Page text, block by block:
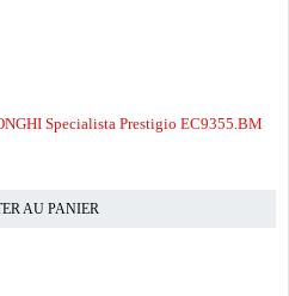
Specialista Prestigio EC9355.BM
AU PANIER